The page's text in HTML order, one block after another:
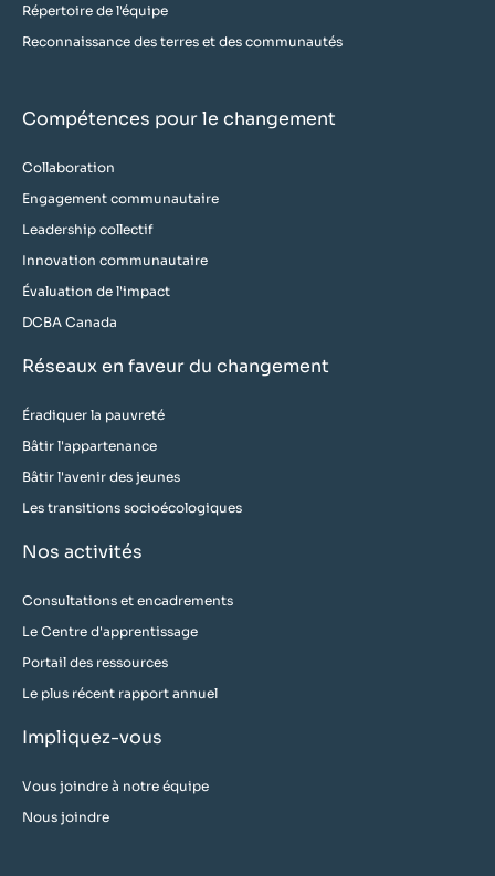
Répertoire de l'équipe
Reconnaissance des terres et des communautés
Compétences pour le changement
Collaboration
Engagement communautaire
Leadership collectif
Innovation communautaire
Évaluation de l'impact
DCBA Canada
Réseaux en faveur du changement
Éradiquer la pauvreté
Bâtir l'appartenance
Bâtir l'avenir des jeunes
Les transitions socioécologiques
Nos activités
Consultations et encadrements
Le Centre d'apprentissage
Portail des ressources
Le plus récent rapport annuel
Impliquez-vous
Vous joindre à notre équipe
Nous joindre